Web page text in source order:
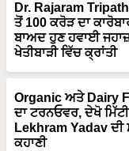
Dr. Rajaram
ਤੋਂ 100 ਕਰੋੜ ਦਾ
ਬਾਅਦ ਹੁਣ ਹਵਾਈ
ਖੇਤੀਬਾੜੀ ਵਿੱਚ ਕ੍ਰਾਂਤੀ
Organic ਅਤੇ Dairy
ਦਾ ਟਰਨਓਵਰ, ਦੇਖੋ
Lekhram Yadav ਦੀ
ਕਹਾਣੀ